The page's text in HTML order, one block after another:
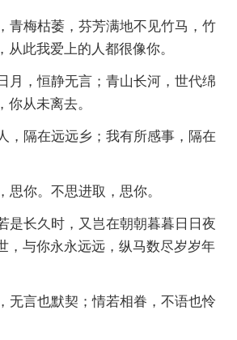
青梅枯萎，芬芳满地不见竹马，竹
从此我爱上的人都很像你。
月，恒静无言；青山长河，世代绵
你从未离去。
，隔在远远乡；我有所感事，隔在
思你。不思进取，思你。
是长久时，又岂在朝朝暮暮日日夜
，与你永永远远，纵马数尽岁岁年
无言也默契；情若相眷，不语也怜